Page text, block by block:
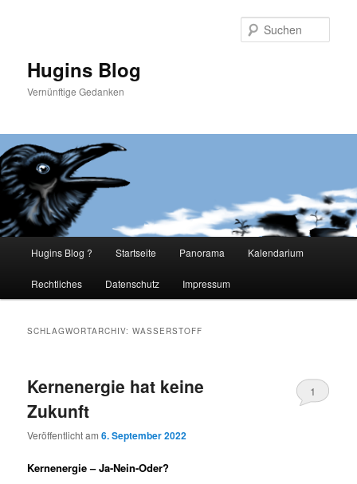
Hugins Blog
Vernünftige Gedanken
Zum
primären
Zum
sekundären
Hugins Blog ? Startseite Panorama Kalendarium
Rechtliches Datenschutz Impressum
SCHLAGWORTARCHIV:WASSERSTOFF
Kernenergie hat keine
Zukunft
Veröffentlicht am6. September 2022
1
Kernenergie – Ja-Nein-Oder?